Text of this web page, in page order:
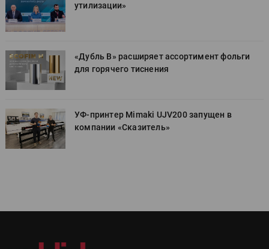
утилизации»
«Дубль В» расширяет ассортимент фольги
для горячего тиснения
УФ-принтер Mimaki UJV200 запущен в
компании «Сказитель»